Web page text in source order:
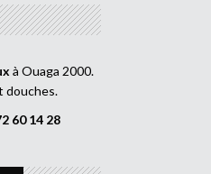
à Ouaga 2000.
douches.
60 14 28